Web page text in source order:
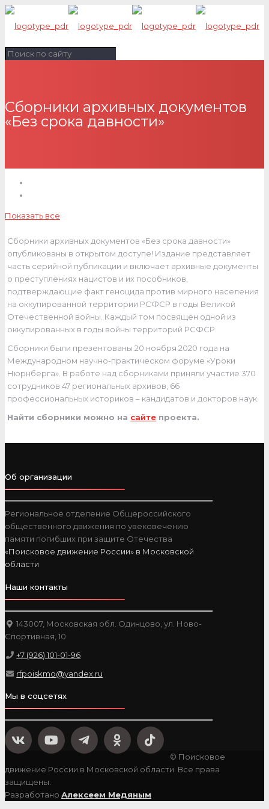
Сборники архивных документов
«Без срока давности»
Показать все
Сборники архивных документов «Без срока давности»
опубликованы в открытом доступе! Издание представляет
часть серийной публикации и включает архивные документы
о преступлениях нацистов и их пособников,
подтверждающие факт геноцида против мирного населения
на оккупированной территории РСФСР в годы Великой
Отечественной войны. Каждый том посвящен одной из
оккупированных в годы войны территорий РСФСР.
Сборники были презентованы 20 ноября 2020 года на
Международном научно-практическом форуме «Уроки
Нюрнберга». В работе над сборниками приняли участие 370
сотрудников 47 региональных архивов, 66
профессиональных историков – кандидатов и докторов наук.
Найти сборники можно на сайте проекта.
Об организации
Региональное отделение Общероссийского
общественного движения по увековечению
памяти погибших при защите Отечества
«Поисковое движение России» в Московской
области
Наши контакты
143007, Московская обл. Одинцово, ул. Ново-
Спортивная, 10
+7 (926) 101-01-96
rfpoiskmo@yandex.ru
Мы в соцсетях
© Поисковое
движение России в Московской области. Все права
защищены.
Разработано Алексеем Медяным